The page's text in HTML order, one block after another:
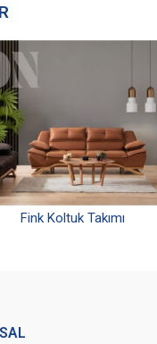
Fink Koltuk Takımı